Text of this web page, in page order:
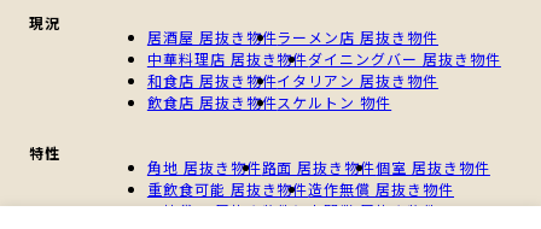
現況
居酒屋 居抜き物件ラーメン店 居抜き物件
中華料理店 居抜き物件ダイニングバー 居抜き物件
和食店 居抜き物件イタリアン 居抜き物件
飲食店 居抜き物件スケルトン 物件
特性
角地 居抜き物件路面 居抜き物件個室 居抜き物件
重飲食可能 居抜き物件造作無償 居抜き物件
一棟貸し 居抜き物件個人開業 居抜き物件